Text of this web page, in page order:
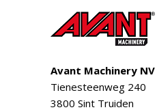
Avant Machinery NV
Tienesteenweg 240
3800 Sint Truiden